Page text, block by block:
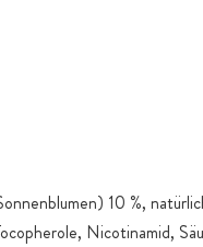
10 %,
Nicotinamid,